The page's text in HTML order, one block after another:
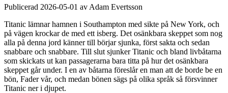
Publicerad 2026-05-01 av Adam Evertsson
Titanic lämnar hamnen i Southampton med sikte på New York, och
på vägen krockar de med ett isberg. Det osänkbara skeppet som nog
alla på denna jord känner till börjar sjunka, först sakta och sedan
snabbare och snabbare. Till slut sjunker Titanic och bland livbåtarna
som skickats ut kan passagerarna bara titta på hur det osänkbara
skeppet går under. I en av båtarna föreslår en man att de borde be en
bön, Fader vår, och medan bönen sägs på olika språk så försvinner
Titanic ner i djupet.